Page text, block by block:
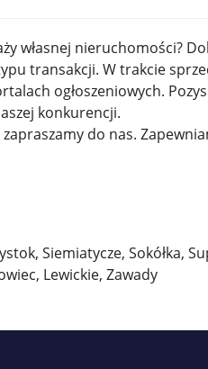
własnej nieruchomości?
transakcji. W trakcie
ogłoszeniowych.
konkurencji.
do nas.
Siemiatycze, Sokółka,
Lewickie, Zawady